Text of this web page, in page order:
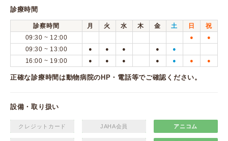
診療時間
診察時間 月 火 水 木 金 土 日
祝
09:30 ~ 12:00
● ●
09:30 ~ 13:00 ● ● ● ● ●
16:00 ~ 19:00 ● ● ● ● ● ● ●
正確な診療時間は動物病院のHP・電話等でご確認ください。
設備・取り扱い
クレジットカード JAHA会員 アニコム